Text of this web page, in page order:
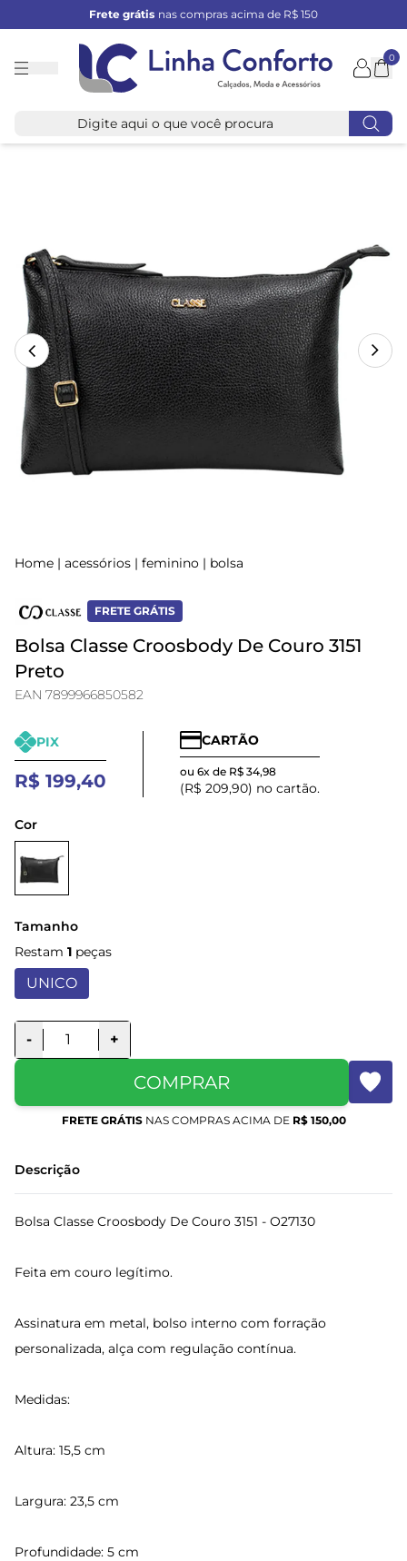
Frete grátis nas compras acima de R$ 150
Linha
0
Home | acessórios | feminino | bolsa
FRETE GRÁTIS
Bolsa Classe Croosbody De Couro 3151
Preto
EAN 7899966850582
PIX
R$ 199,40
CARTÃO
ou 6x de R$ 34,98
(R$ 209,90) no cartão.
Cor
Tamanho
Restam 1 peças
UNICO
- +
COMPRAR
FRETE GRÁTISNAS COMPRAS ACIMA DE R$ 150,00
Descrição
Bolsa Classe Croosbody De Couro 3151 - O27130
Feita em couro legítimo.
Assinatura em metal, bolso interno com forração
personalizada, alça com regulação contínua.
Medidas:
Altura: 15,5 cm
Largura: 23,5 cm
Profundidade: 5 cm